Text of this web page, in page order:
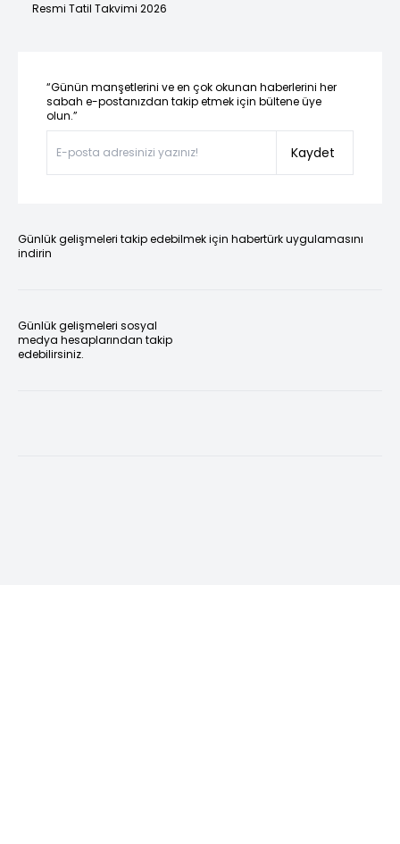
Resmi Tatil Takvimi 2026
“Günün manşetlerini ve en çok okunan haberlerini her
sabah e-postanızdan takip etmek için bültene üye
olun.”
Kaydet
Günlük gelişmeleri takip edebilmek için habertürk uygulamasını
indirin
Günlük gelişmeleri sosyal
medya hesaplarından takip
edebilirsiniz.